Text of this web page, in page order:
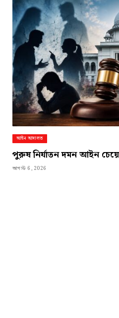
আইন আদালত
পুরুষ নির্যাতন দমন আইন
আগস্ট 6, 2026